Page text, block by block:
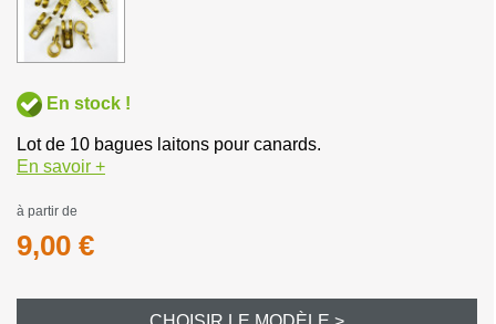
En stock !
Lot de 10 bagues laitons pour canards.
En savoir +
à partir de
9,00 €